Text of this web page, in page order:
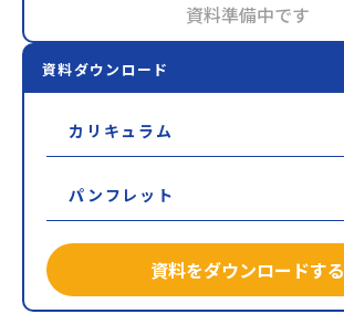
資料準備中です
資料ダウンロード
カリキュラム
パンフレット
資料をダウンロードする